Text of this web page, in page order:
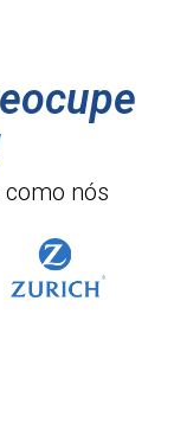
como nós